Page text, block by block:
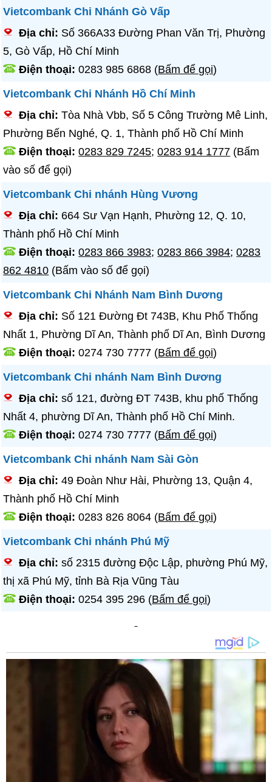
Vietcombank Chi Nhánh Gò Vấp
Địa chỉ: Số 366A33 Đường Phan Văn Trị, Phường
5, Gò Vấp, Hồ Chí Minh
Điện thoại:0283 985 6868 (Bấm để gọi)
Vietcombank Chi Nhánh Hồ Chí Minh
Địa chỉ:Tòa Nhà Vbb, Số 5 Công Trường Mê Linh,
Phường Bến Nghé, Q. 1, Thành phố Hồ Chí Minh
Điện thoại:0283 829 7245;0283 914 1777 (Bấm
vào số để gọi)
Vietcombank Chi nhánh Hùng Vương
Địa chỉ: 664 Sư Vạn Hạnh, Phường 12, Q. 10,
Thành phố Hồ Chí Minh
Điện thoại:0283 866 3983;0283 866 3984;0283
862 4810 (Bấm vào số để gọi)
Vietcombank Chi Nhánh Nam Bình Dương
Địa chỉ: Số 121 Đường Đt 743B, Khu Phố Thống
Nhất 1, Phường Dĩ An, Thành phố Dĩ An, Bình Dương
Điện thoại:0274 730 7777 (Bấm để gọi)
Vietcombank Chi nhánh Nam Bình Dương
Địa chỉ:số 121, đường ĐT 743B, khu phố Thống
Nhất 4, phường Dĩ An, Thành phố Hồ Chí Minh.
Điện thoại:0274 730 7777 (Bấm để gọi)
Vietcombank Chi nhánh Nam Sài Gòn
Địa chỉ:49 Đoàn Như Hài, Phường 13, Quận 4,
Thành phố Hồ Chí Minh
Điện thoại:0283 826 8064 (Bấm để gọi)
Vietcombank Chi nhánh Phú Mỹ
Địa chỉ:số 2315 đường Độc Lập, phường Phú Mỹ,
thị xã Phú Mỹ, tỉnh Bà Rịa Vũng Tàu
Điện thoại:0254 395 296 (Bấm để gọi)